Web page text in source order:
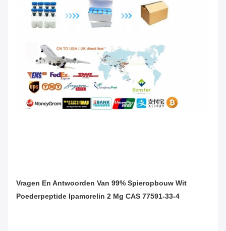
Vragen En Antwoorden Van 99% Spieropbouw Wit
Poederpeptide Ipamorelin 2 Mg CAS 77591-33-4